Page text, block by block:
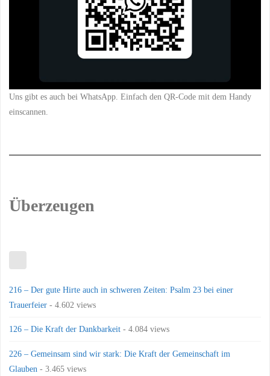
Uns gibt es auch bei WhatsApp. Einfach den QR-Code mit dem Handy
einscannen.
Überzeugen
216 – Der gute Hirte auch in schweren Zeiten: Psalm 23 bei einer
Trauerfeier - 4.602 views
126 – Die Kraft der Dankbarkeit - 4.084 views
226 – Gemeinsam sind wir stark: Die Kraft der Gemeinschaft im
Glauben - 3.465 views